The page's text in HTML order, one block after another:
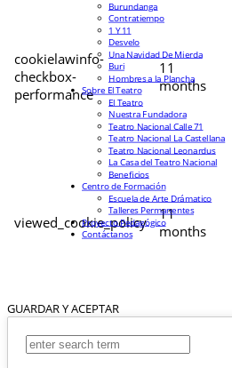
cookielawinfo-
checkbox-
performance
11
months
viewed_cookie_policy
11
months
GUARDAR Y ACEPTAR
Burundanga
Contratiempo
1 Y 11
Desvelo
Una Navidad De Mierda
Buri
Hombres a la Plancha
Sobre El Teatro
El Teatro
Nuestra Fundadora
Teatro Nacional Calle 71
Teatro Nacional La Castellana
Teatro Nacional Leonardus
La Casa del Teatro Nacional
Beneficios
Centro de Formación
Escuela de Arte Drámatico
Talleres Permanentes
Proyecto Pedagógico
Contáctanos